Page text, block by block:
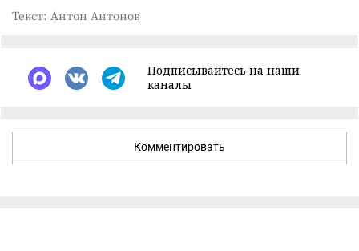
Текст: Антон Антонов
Подписывайтесь на наши
каналы
Комментировать